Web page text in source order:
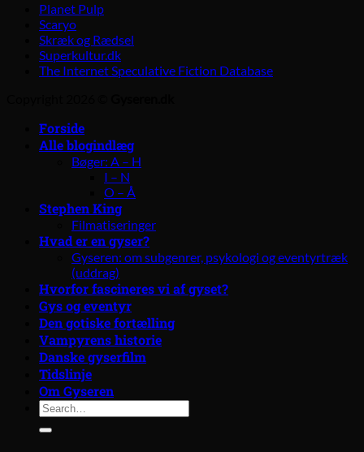
Planet Pulp
Scaryo
Skræk og Rædsel
Superkultur.dk
The Internet Speculative Fiction Database
Forside
Alle blogindlæg
Bøger: A – H
I – N
O – Å
Stephen King
Filmatiseringer
Hvad er en gyser?
Gyseren: om subgenrer, psykologi og eventyrtræk
(uddrag)
Hvorfor fascineres vi af gyset?
Gys og eventyr
Den gotiske fortælling
Vampyrens historie
Danske gyserfilm
Tidslinje
Om Gyseren